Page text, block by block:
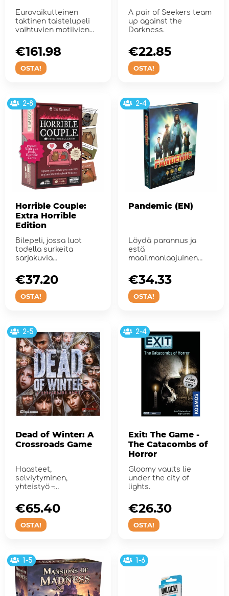
Eurovaikutteinen
taktinen taistelupeli
vaihtuvien motiivien
OSTA!
€161.98
A pair of Seekers team
up against the
Darkness.
OSTA!
€22.85
2-8
Horrible Couple:
Extra Horrible
Edition
Bilepeli, jossa luot
todella surkeita
sarjakuvia
OSTA!
€37.20
2-4
Pandemic (EN)
Löydä parannus ja
estä
maailmanlaajuinen
ihmiskunnan vii...
OSTA!
€34.33
2-5
Dead of Winter: A
Crossroads Game
Haasteet,
selviytyminen,
yhteistyö –
maailman...
OSTA!
€65.40
2-4
Exit: The Game -
The Catacombs of
Horror
Gloomy vaults lie
under the city of
lights.
OSTA!
€26.30
1-5 1-6